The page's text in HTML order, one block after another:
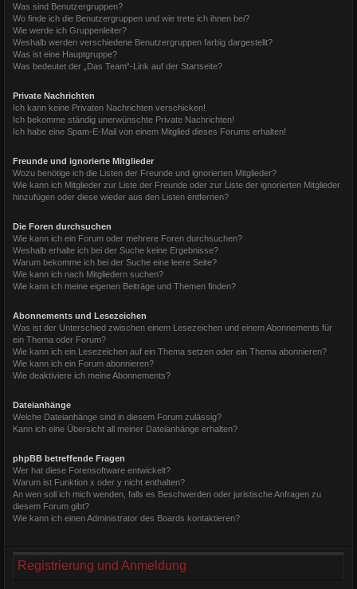
Was sind Benutzergruppen?
Wo finde ich die Benutzergruppen und wie trete ich ihnen bei?
Wie werde ich Gruppenleiter?
Weshalb werden verschiedene Benutzergruppen farbig dargestellt?
Was ist eine Hauptgruppe?
Was bedeutet der „Das Team“-Link auf der Startseite?
Private Nachrichten
Ich kann keine Privaten Nachrichten verschicken!
Ich bekomme ständig unerwünschte Private Nachrichten!
Ich habe eine Spam-E-Mail von einem Mitglied dieses Forums erhalten!
Freunde und ignorierte Mitglieder
Wozu benötige ich die Listen der Freunde und ignorierten Mitglieder?
Wie kann ich Mitglieder zur Liste der Freunde oder zur Liste der ignorierten Mitglieder
hinzufügen oder diese wieder aus den Listen entfernen?
Die Foren durchsuchen
Wie kann ich ein Forum oder mehrere Foren durchsuchen?
Weshalb erhalte ich bei der Suche keine Ergebnisse?
Warum bekomme ich bei der Suche eine leere Seite?
Wie kann ich nach Mitgliedern suchen?
Wie kann ich meine eigenen Beiträge und Themen finden?
Abonnements und Lesezeichen
Was ist der Unterschied zwischen einem Lesezeichen und einem Abonnements für
ein Thema oder Forum?
Wie kann ich ein Lesezeichen auf ein Thema setzen oder ein Thema abonnieren?
Wie kann ich ein Forum abonnieren?
Wie deaktiviere ich meine Abonnements?
Dateianhänge
Welche Dateianhänge sind in diesem Forum zulässig?
Kann ich eine Übersicht all meiner Dateianhänge erhalten?
phpBB betreffende Fragen
Wer hat diese Forensoftware entwickelt?
Warum ist Funktion x oder y nicht enthalten?
An wen soll ich mich wenden, falls es Beschwerden oder juristische Anfragen zu
diesem Forum gibt?
Wie kann ich einen Administrator des Boards kontaktieren?
Registrierung und Anmeldung